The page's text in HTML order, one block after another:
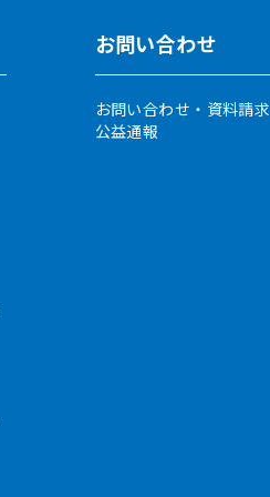
お問い合わせ
お問い合わせ・資料請求
公益通報